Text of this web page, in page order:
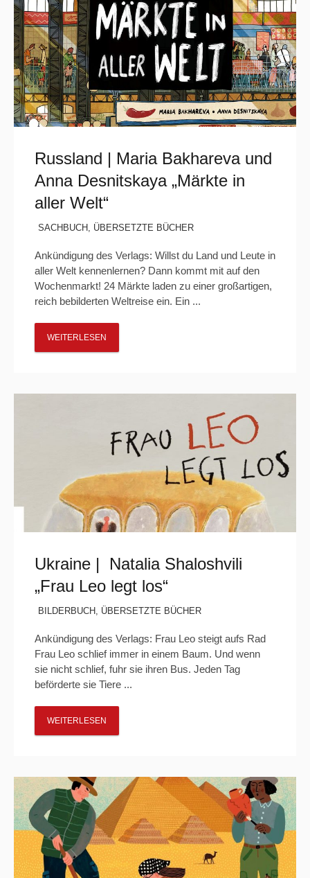
Russland | Maria Bakhareva und
Anna Desnitskaya „Märkte in
aller Welt“
SACHBUCH , ÜBERSETZTE BÜCHER
Ankündigung des Verlags: Willst du Land und Leute in
aller Welt kennenlernen? Dann kommt mit auf den
Wochenmarkt! 24 Märkte laden zu einer großartigen,
reich bebilderten Weltreise ein. Ein ...
WEITERLESEN
Ukraine | Natalia Shaloshvili
„Frau Leo legt los“
BILDERBUCH , ÜBERSETZTE BÜCHER
Ankündigung des Verlags: Frau Leo steigt aufs Rad
Frau Leo schlief immer in einem Baum. Und wenn
sie nicht schlief, fuhr sie ihren Bus. Jeden Tag
beförderte sie Tiere ...
WEITERLESEN